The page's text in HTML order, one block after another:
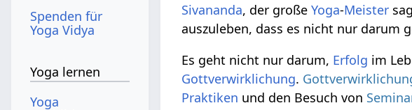
Sivananda, der großeYoga-Meister
auszuleben, dass es nicht nur darum
Es geht nicht nur darum, Erfolg im
Gottverwirklichung.
Praktiken und den Besuch von
Spenden für
Yoga Vidya
Yoga lernen
Yoga